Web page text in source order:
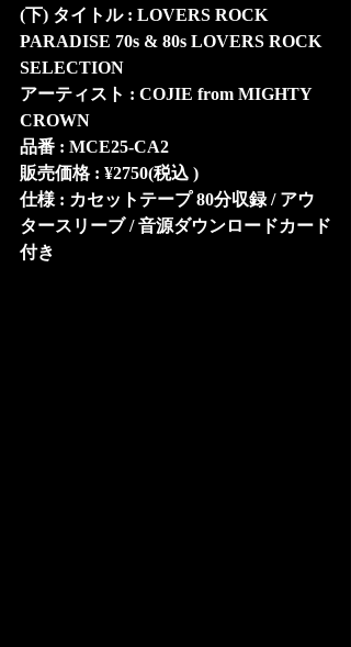
(下) タイトル : LOVERS ROCK
PARADISE 70s & 80s LOVERS ROCK
SELECTION
アーティスト : COJIE from MIGHTY
CROWN
品番 : MCE25-CA2
販売価格 : ¥2750(税込 )
仕様 : カセットテープ 80分収録 / アウ
タースリーブ / 音源ダウンロードカード
付き